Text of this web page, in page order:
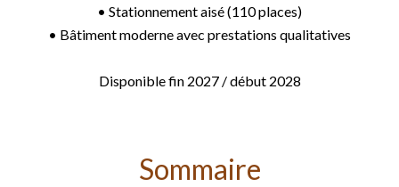
• Stationnement aisé (110 places)
• Bâtiment moderne avec prestations qualitatives
Disponible fin 2027 / début 2028
Sommaire